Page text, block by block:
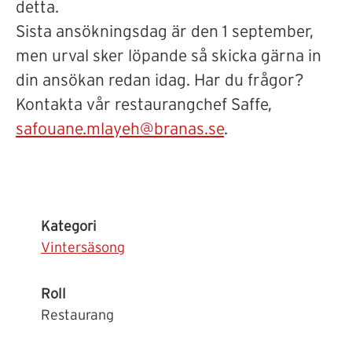
detta.
Sista ansökningsdag är den 1 september,
men urval sker löpande så skicka gärna in
din ansökan redan idag. Har du frågor?
Kontakta vår restaurangchef Saffe,
safouane.mlayeh@branas.se.
Kategori
Vintersäsong
Roll
Restaurang